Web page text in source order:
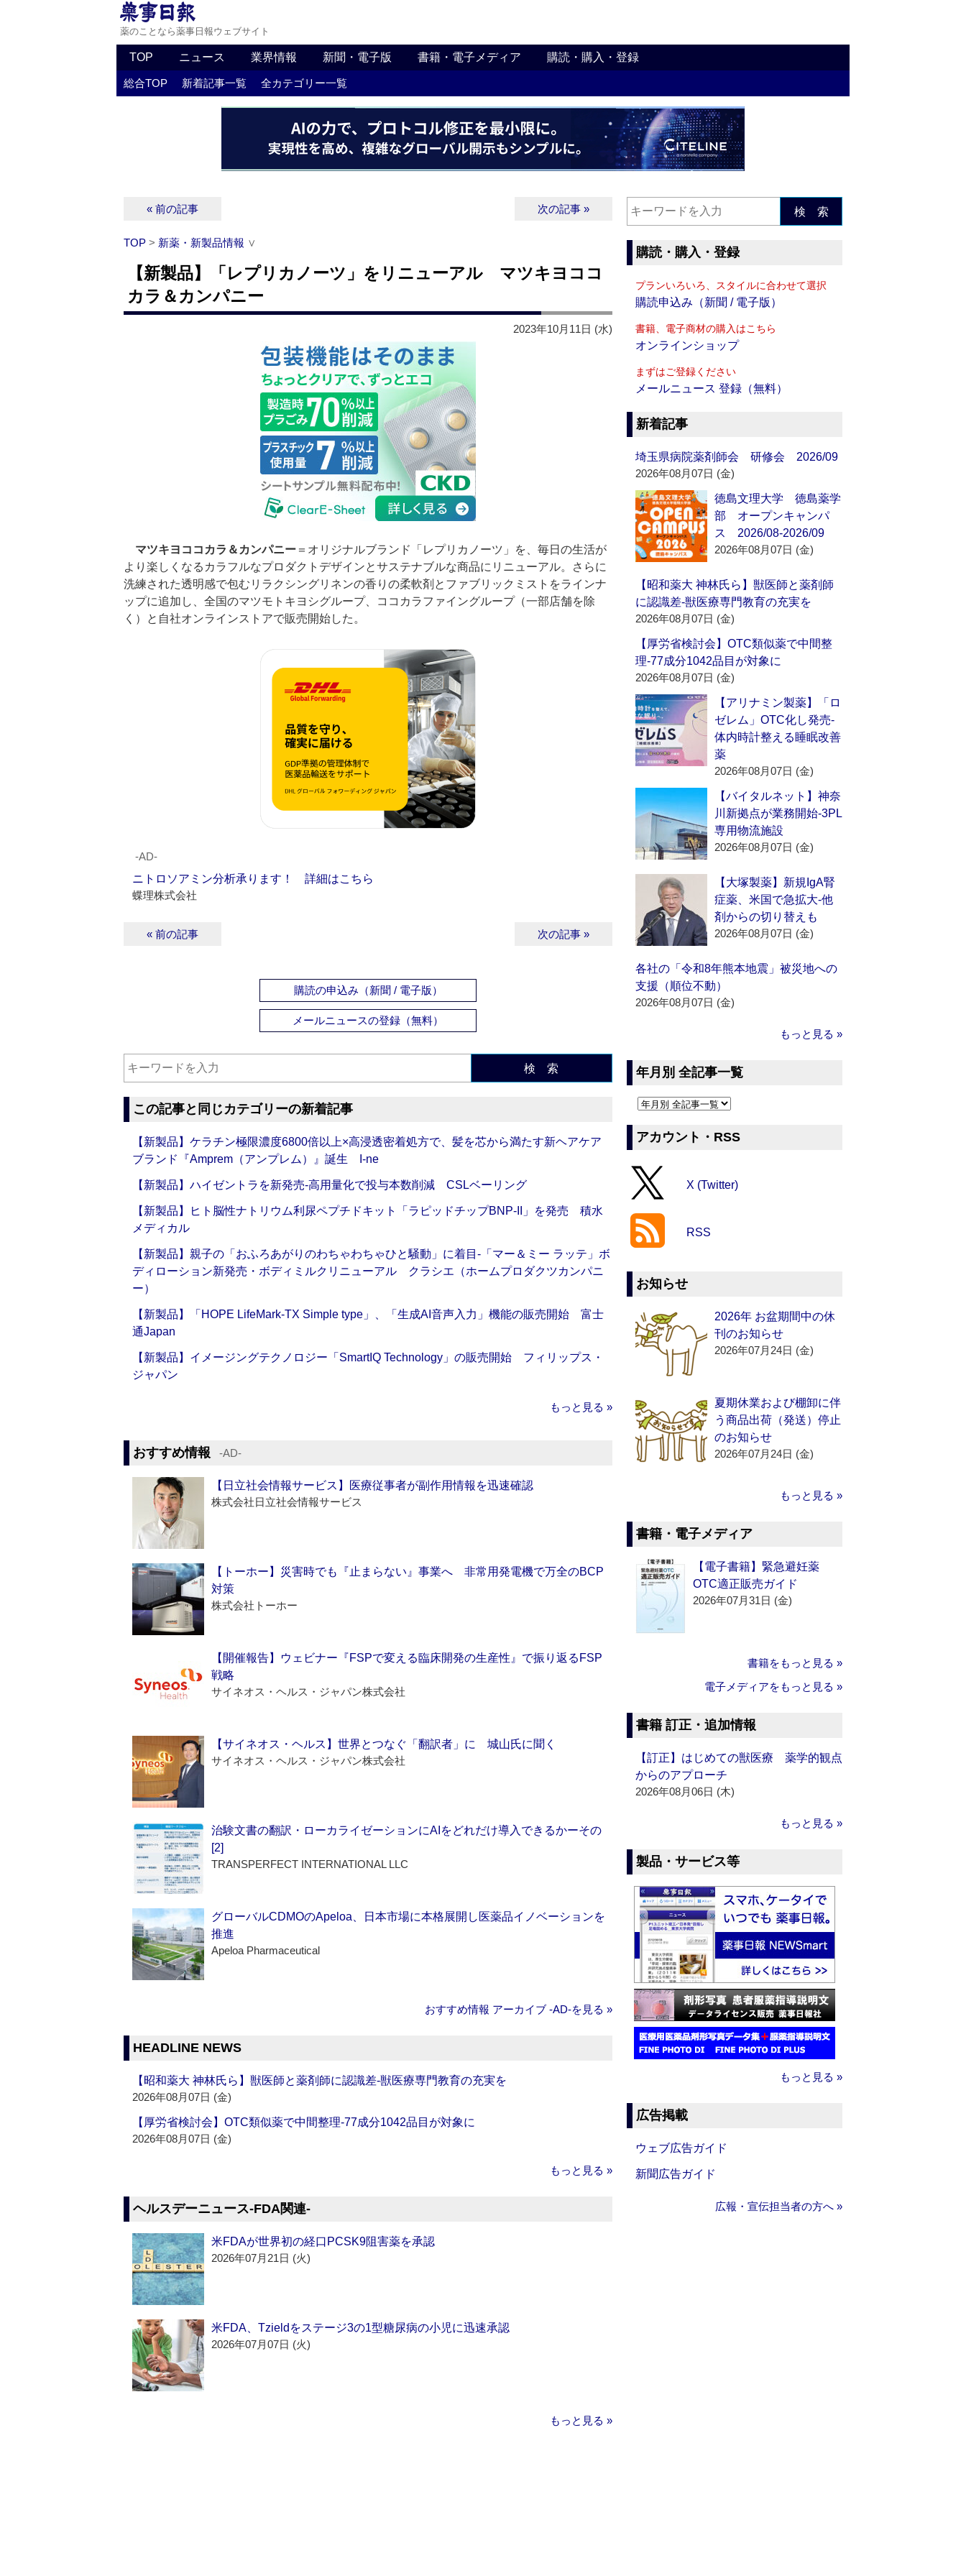
薬のことなら薬事日報ウェブサイト
TOP ニュース 業界情報 新聞・電子版 書籍・電子メディア 購読・購入・登録
総合TOP 新着記事一覧 全カテゴリー一覧
« 前の記事 次の記事 »
TOP > 新薬・新製品情報 ∨
【新製品】「レプリカノーツ」をリニューアル マツキヨココ
カラ＆カンパニー
2023年10月11日 (水)
マツキヨココカラ＆カンパニー ＝オリジナルブランド「レプリカノーツ」を、毎日の生活が
より楽しくなるカラフルなプロダクトデザインとサステナブルな商品にリニューアル。さらに
洗練された透明感で包むリラクシングリネンの香りの柔軟剤とファブリックミストをラインナ
ップに追加し、全国のマツモトキヨシグループ、ココカラファイングループ（一部店舗を除
く）と自社オンラインストアで販売開始した。
‐AD‐
ニトロソアミン分析承ります！ 詳細はこちら
蝶理株式会社
« 前の記事 次の記事 »
購読の申込み（新聞 / 電子版）
メールニュースの登録（無料）
検 索
この記事と同じカテゴリーの新着記事
【新製品】ケラチン極限濃度6800倍以上×高浸透密着処方で、髪を芯から満たす新ヘアケア
ブランド『Amprem（アンプレム）』誕生 I-ne
【新製品】ハイゼントラを新発売‐高用量化で投与本数削減 CSLベーリング
【新製品】ヒト脳性ナトリウム利尿ペプチドキット「ラピッドチップBNP-II」を発売 積水
メディカル
【新製品】親子の「おふろあがりのわちゃわちゃひと騒動」に着目‐「マー＆ミー ラッテ」ボ
ディローション新発売・ボディミルクリニューアル クラシエ（ホームプロダクツカンパニ
ー）
【新製品】「HOPE LifeMark-TX Simple type」、「生成AI音声入力」機能の販売開始 富士
通Japan
【新製品】イメージングテクノロジー「SmartIQ Technology」の販売開始 フィリップス・
ジャパン
もっと見る »
おすすめ情報 ‐AD‐
【日立社会情報サービス】医療従事者が副作用情報を迅速確認
株式会社日立社会情報サービス
【トーホー】災害時でも『止まらない』事業へ 非常用発電機で万全のBCP
対策
株式会社トーホー
【開催報告】ウェビナー『FSPで変える臨床開発の生産性』で振り返るFSP
戦略
サイネオス・ヘルス・ジャパン株式会社
【サイネオス・ヘルス】世界とつなぐ「翻訳者」に 城山氏に聞く
サイネオス・ヘルス・ジャパン株式会社
治験文書の翻訳・ローカライゼーションにAIをどれだけ導入できるかーその
[2]
TRANSPERFECT INTERNATIONAL LLC
グローバルCDMOのApeloa、日本市場に本格展開し医薬品イノベーションを
推進
Apeloa Pharmaceutical
おすすめ情報 アーカイブ ‐AD‐を見る »
HEADLINE NEWS
【昭和薬大 神林氏ら】獣医師と薬剤師に認識差‐獣医療専門教育の充実を
2026年08月07日 (金)
【厚労省検討会】OTC類似薬で中間整理‐77成分1042品目が対象に
2026年08月07日 (金)
もっと見る »
ヘルスデーニュース‐FDA関連‐
米FDAが世界初の経口PCSK9阻害薬を承認
2026年07月21日 (火)
米FDA、Tzieldをステージ3の1型糖尿病の小児に迅速承認
2026年07月07日 (火)
もっと見る »
検 索
購読・購入・登録
プランいろいろ、スタイルに合わせて選択
購読申込み（新聞 / 電子版）
書籍、電子商材の購入はこちら
オンラインショップ
まずはご登録ください
メールニュース 登録（無料）
新着記事
埼玉県病院薬剤師会 研修会 2026/09
2026年08月07日 (金)
徳島文理大学 徳島薬学
部 オープンキャンパ
ス 2026/08-2026/09
2026年08月07日 (金)
【昭和薬大 神林氏ら】獣医師と薬剤師
に認識差‐獣医療専門教育の充実を
2026年08月07日 (金)
【厚労省検討会】OTC類似薬で中間整
理‐77成分1042品目が対象に
2026年08月07日 (金)
【アリナミン製薬】「ロ
ゼレム」OTC化し発売‐
体内時計整える睡眠改善
薬
2026年08月07日 (金)
【バイタルネット】神奈
川新拠点が業務開始‐3PL
専用物流施設
2026年08月07日 (金)
【大塚製薬】新規IgA腎
症薬、米国で急拡大‐他
剤からの切り替えも
2026年08月07日 (金)
各社の「令和8年熊本地震」被災地への
支援（順位不動）
2026年08月07日 (金)
もっと見る »
年月別 全記事一覧
アカウント・RSS
X (Twitter)
RSS
お知らせ
2026年 お盆期間中の休
刊のお知らせ
2026年07月24日 (金)
夏期休業および棚卸に伴
う商品出荷（発送）停止
のお知らせ
2026年07月24日 (金)
もっと見る »
書籍・電子メディア
【電子書籍】緊急避妊薬
OTC適正販売ガイド
2026年07月31日 (金)
書籍をもっと見る »
電子メディアをもっと見る »
書籍 訂正・追加情報
【訂正】はじめての獣医療 薬学的観点
からのアプローチ
2026年08月06日 (木)
もっと見る »
製品・サービス等
もっと見る »
広告掲載
ウェブ広告ガイド
新聞広告ガイド
広報・宣伝担当者の方へ »